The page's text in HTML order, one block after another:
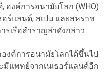
องค์การอนามัยโลก (WHO)
อร์แลนด์, สเปน และสหราช
รเรือสำราญลำดังกล่าว
องค์การอนามัยโลกได้ขึ้นไป
มีแพทย์จากเนเธอร์แลนด์อีก